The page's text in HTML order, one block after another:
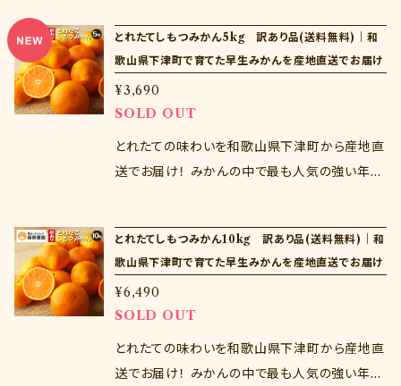
酸抜けや着色が早いため、秋から楽しめるみか
んです。 ※注意点※ 当商品は訳あり品であるた
め、風傷等のみかんも入りますが、品質に問題は
ございません。 生ものであるためお届け日の指
定はできません。 商品到着後はすぐに開封し、中
身を確認ください。商品到着から３日以上経過し
とれたてしもつみかん5kg 訳あり品(送料無料)｜和
歌山県下津町で育てた早生みかんを産地直送でお届け
¥3,690
SOLD OUT
とれたての味わいを和歌山県下津町から産地直
送でお届け！ みかんの中で最も人気の強い年末
かんが有名ですが、年末のとれたてみかんもも
ちろんおいしい！産地直送だからこそできる新鮮
な味わいをお楽しみくださいませ♪ ※注意点※
当商品は家庭用であるため、風傷等のみかんも
入りますが、品質に問題はございません。ご家庭
用にご利用ください。 生ものであるためお届け
とれたてしもつみかん10kg 訳あり品(送料無料)｜和
歌山県下津町で育てた早生みかんを産地直送でお届け
¥6,490
SOLD OUT
とれたての味わいを和歌山県下津町から産地直
送でお届け！ みかんの中で最も人気の強い年末